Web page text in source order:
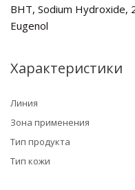
BHT, Sodium
Eugenol
Характеристики
Линия
Зона применения
Тип продукта
Тип кожи